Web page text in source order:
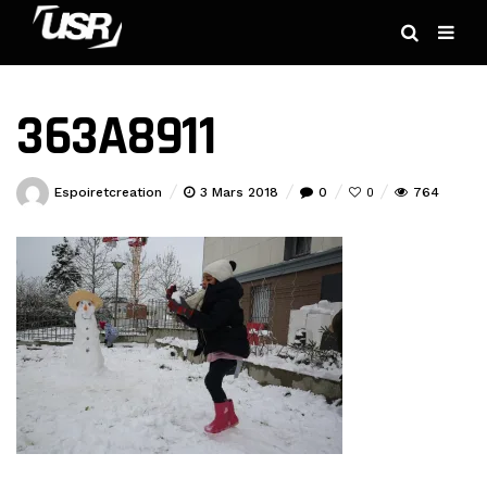
363A8911
Espoiretcreation 3 Mars 2018 0 0 764